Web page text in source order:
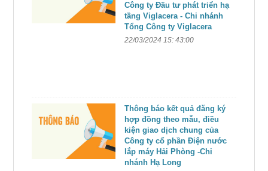
Công ty Đầu tư phát triển hạ
tầng Viglacera - Chi nhánh
Tổng Công ty Viglacera
22/03/2024 15: 43:00
Thông báo kết quả đăng ký
hợp đồng theo mẫu, điều
kiện giao dịch chung của
Công ty cổ phần Điện nước
lắp máy Hải Phòng -Chi
nhánh Hạ Long